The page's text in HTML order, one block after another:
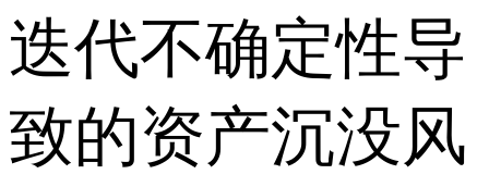
迭代不确定性导
致的资产沉没风